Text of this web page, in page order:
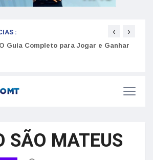
:
Guia Completo para Jogar e Ganhar
‹ ›
SÃO MATEUS